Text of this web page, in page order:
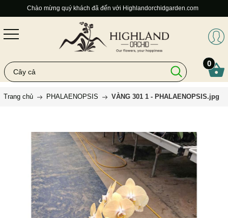
Chào mừng quý khách đã đến với Highlandorchidgarden.com
0
Trang chủ PHALAENOPSIS VÀNG 301 1 - PHALAENOPSIS.jpg